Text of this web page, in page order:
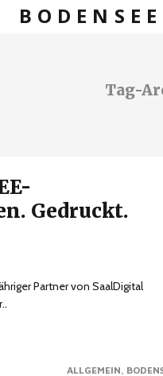
Tag-
Gedruckt.
Partner von SaalDigital
ALLGEMEIN